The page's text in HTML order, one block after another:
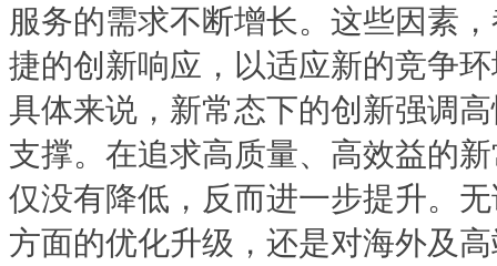
服务的需求不断增长。这些因素
捷的创新响应，以适应新的竞争
具体来说，新常态下的创新强调
支撑。在追求高质量、高效益的
仅没有降低，反而进一步提升。
方面的优化升级，还是对海外及